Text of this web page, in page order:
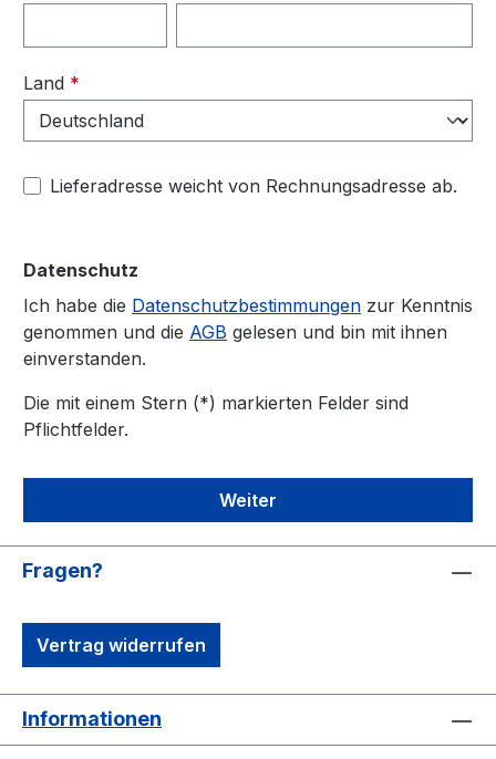
Land *
Lieferadresse weicht von Rechnungsadresse ab.
Datenschutz
Ich habe die Datenschutzbestimmungen zur Kenntnis
genommen und die AGB gelesen und bin mit ihnen
einverstanden.
Die mit einem Stern (*) markierten Felder sind
Pflichtfelder.
Weiter
Fragen?
Vertrag widerrufen
Informationen